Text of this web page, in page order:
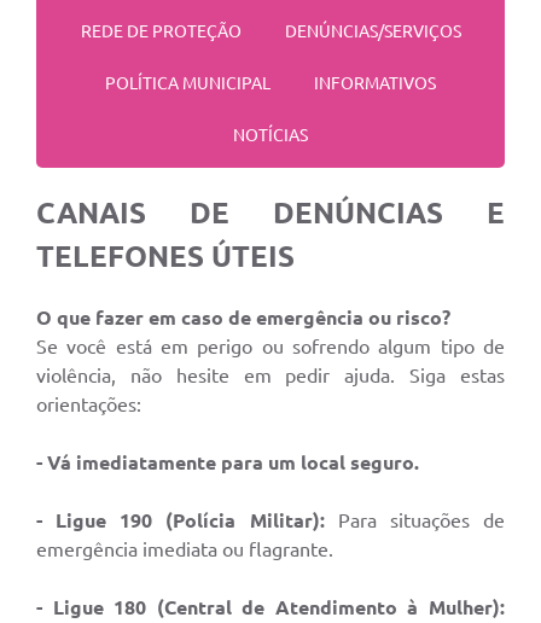
REDE DE PROTEÇÃO DENÚNCIAS/SERVIÇOS
POLÍTICA MUNICIPAL INFORMATIVOS
NOTÍCIAS
CANAIS DE DENÚNCIAS E
TELEFONES ÚTEIS
O que fazer em caso de emergência ou risco?
Se você está em perigo ou sofrendo algum tipo de
violência, não hesite em pedir ajuda. Siga estas
orientações:
- Vá imediatamente para um local seguro.
- Ligue 190 (Polícia Militar): Para situações de
emergência imediata ou flagrante.
- Ligue 180 (Central de Atendimento à Mulher):